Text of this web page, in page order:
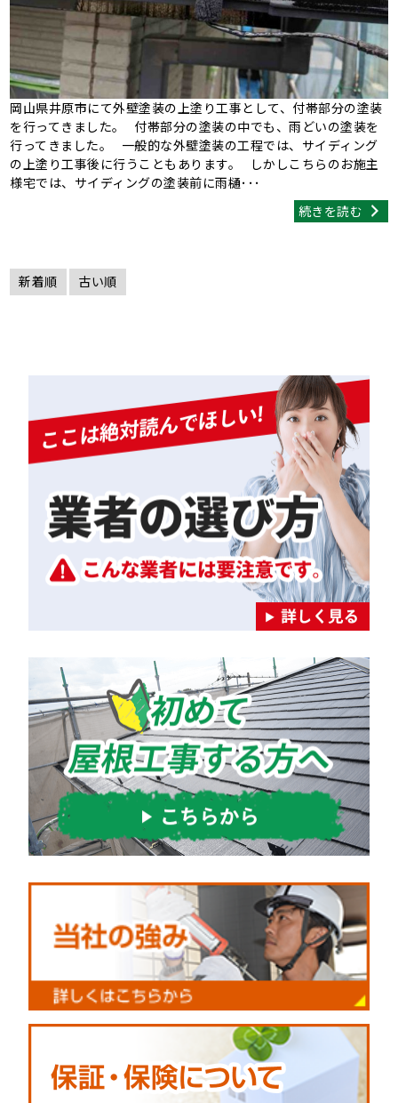
岡山県井原市にて外壁塗装の上塗り工事として、付帯部分の塗装
を行ってきました。 付帯部分の塗装の中でも、雨どいの塗装を
行ってきました。 一般的な外壁塗装の工程では、サイディング
の上塗り工事後に行うこともあります。 しかしこちらのお施主
様宅では、サイディングの塗装前に雨樋･･･
続きを読む
新着順 古い順